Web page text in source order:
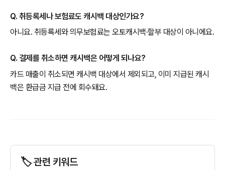
Q. 취등록세나 보험료도 캐시백 대상인가요?
아니요. 취등록세와 의무보험료는 오토캐시백·할부 대상이 아니에요.
Q. 결제를 취소하면 캐시백은 어떻게 되나요?
카드 매출이 취소되면 캐시백 대상에서 제외되고, 이미 지급된 캐시
백은 환급금 지급 전에 회수돼요.
🏷️ 관련 키워드